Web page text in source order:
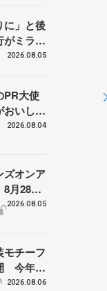
に」と後
がミラノ
ンクで
振り返
2026.08.05
PR大使
いし
が魅力」
2026.08.04
ズオンア
月28日
荒川静
、20
2026.08.05
モチーフ
今年は
仙台の瑞
2026.08.06